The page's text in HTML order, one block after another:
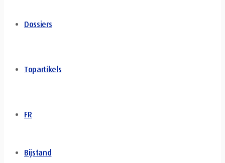
Dossiers
Topartikels
FR
Bijstand